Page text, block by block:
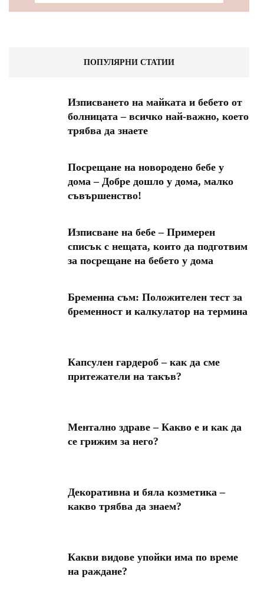
ПОПУЛЯРНИ СТАТИИ
Изписването на майката и бебето от
болницата – всичко най-важно, което
трябва да знаете
Посрещане на новородено бебе у
дома – Добре дошло у дома, малко
съвършенство!
Изписване на бебе – Примерен
списък с нещата, които да подготвим
за посрещане на бебето у дома
Бременна съм: Положителен тест за
бременност и калкулатор на термина
Капсулен гардероб – как да сме
притежатели на такъв?
Ментално здраве – Какво е и как да
се грижим за него?
Декоративна и бяла козметика –
какво трябва да знаем?
Какви видове упойки има по време
на раждане?